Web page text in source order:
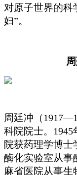
对原子世界的科
妇”。
周廷冲（
科院院士。
院获药理学博士
酶化实验室从事
麻省医院从事生